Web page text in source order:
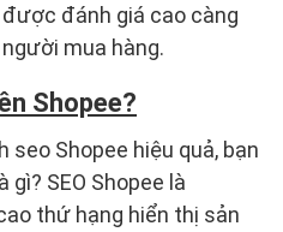
đánh giá cao càng
mua hàng.
Shopee?
Shopee hiệu quả, bạn
gì? SEO Shopee là
thứ hạng hiển thị sản